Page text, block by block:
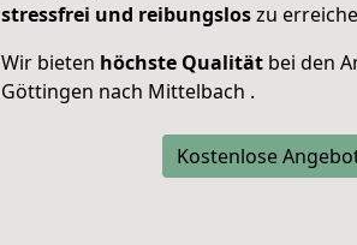
stressfrei und reibungsloszu
Wir bieten höchste Qualität bei den
Göttingen nach Mittelbach .
Kostenlose